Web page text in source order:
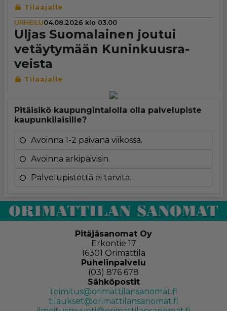
URHEILU04.08.2026 klo 03.00
Uljas Suo­ma­lai­nen joutui
vetäy­ty­mään Kunin­kuus­ra­
veista
Pitäisikö kaupungintalolla olla palvelupiste
kaupunkilaisille?
Avoinna 1-2 päivänä viikossa.
Avoinna arkipäivisin.
Palvelupistettä ei tarvita.
Pitäjäsanomat Oy
Erkontie 17
16301 Orimattila
Puhelinpalvelu
(03) 876 678
Sähköpostit
toimitus@orimattilansanomat.fi
tilaukset@orimattilansanomat.fi